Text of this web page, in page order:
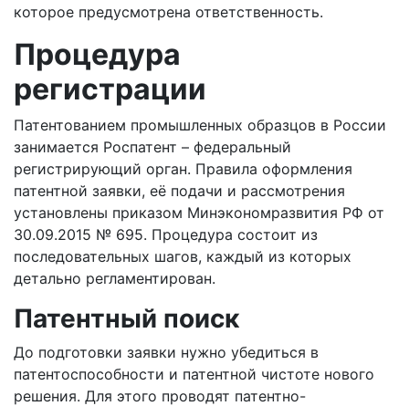
которое предусмотрена ответственность.
Процедура
регистрации
Патентованием промышленных образцов в России
занимается Роспатент – федеральный
регистрирующий орган. Правила оформления
патентной заявки, её подачи и рассмотрения
установлены приказом Минэкономразвития РФ от
30.09.2015 № 695. Процедура состоит из
последовательных шагов, каждый из которых
детально регламентирован.
Патентный поиск
До подготовки заявки нужно убедиться в
патентоспособности и патентной чистоте нового
решения. Для этого проводят патентно-